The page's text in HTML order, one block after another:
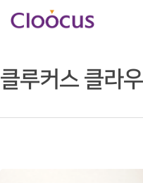
Hit enter to search or ESC to
클루커스 클라